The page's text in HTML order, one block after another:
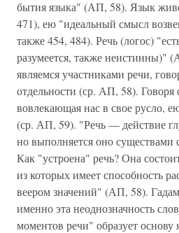
бытия языка" (АП, 58). Язык
471), ею "идеальный смысл
также 454, 484). Речь (логос)
разумеется, также неистинны)"
являемся участниками речи,
отдельности (ср. АП, 58). Говоря
вовлекающая нас в свое русло,
(ср. АП, 59). "Речь — действие
но выполняется оно
Как "устроена" речь? Она
из которых имеет способность
веером значений" (АП, 58).
именно эта неоднозначность
моментов речи" образует основу